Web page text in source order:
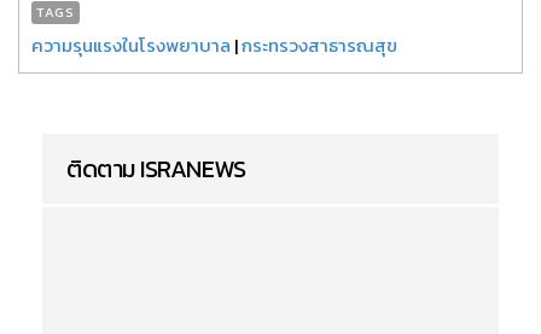
TAGS
ความรุนแรงในโรงพยาบาล |กระทรวงสาธารณสุข
ติดตาม ISRANEWS